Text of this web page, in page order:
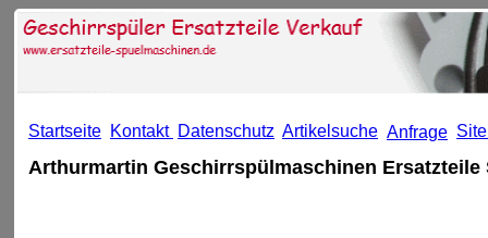
Startseite Kontakt Datenschutz Artikelsuche Anfrage
Arthurmartin Geschirrspülmaschinen Ersatzteile